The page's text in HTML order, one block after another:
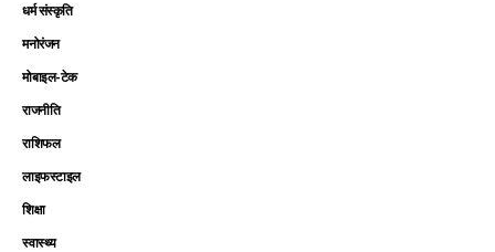
धर्म संस्कृति
मनोरंजन
मोबाइल-टेक
राजनीति
राशिफल
लाइफस्टाइल
शिक्षा
स्वास्थ्य